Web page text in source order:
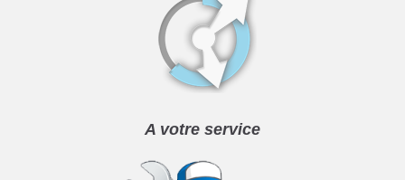
A votre service